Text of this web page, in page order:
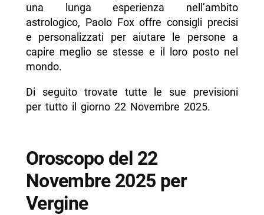
una lunga esperienza nell’ambito
astrologico, Paolo Fox offre consigli precisi
e personalizzati per aiutare le persone a
capire meglio se stesse e il loro posto nel
mondo.
Di seguito trovate tutte le sue previsioni
per tutto il giorno 22 Novembre 2025.
Oroscopo del 22
Novembre 2025 per
Vergine